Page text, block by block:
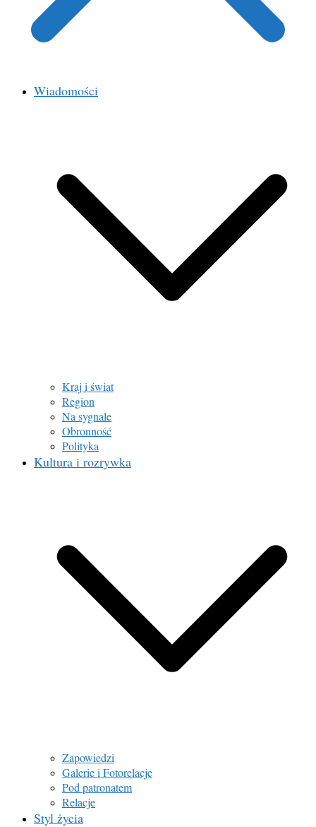
Wiadomości
Kraj i świat
Region
Na sygnale
Obronność
Polityka
Kultura i rozrywka
Zapowiedzi
Galerie i Fotorelacje
Pod patronatem
Relacje
Styl życia